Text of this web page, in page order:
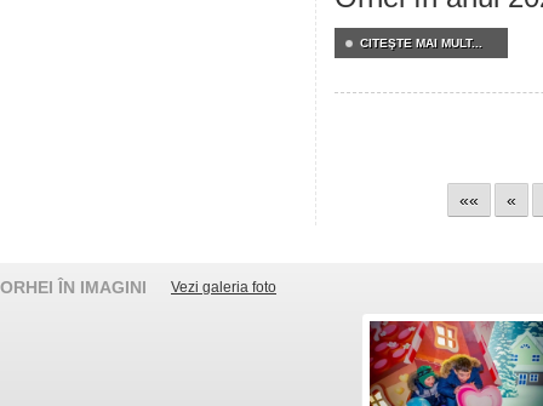
CITEŞTE MAI MULT...
«« «
ORHEI ÎN IMAGINI Vezi galeria foto